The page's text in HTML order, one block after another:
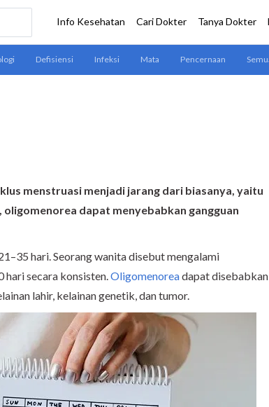
menstruasi menjadi jarang dari biasanya, yaitu
dapat menyebabkan gangguan
hari. Seorang wanita disebut mengalami
hari secara konsisten.Oligomenoreadapat disebabkan
lahir, kelainan genetik, dan tumor.